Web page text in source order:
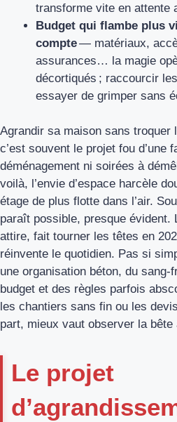
transforme vite en attente
Budget qui flambe plus
compte— matériaux,
assurances… la magie
décortiqués ; raccourcir
essayer de grimper sans
Agrandir sa maison sans troquer
c’est souvent le projet fou d’une
déménagement ni soirées à
voilà, l’envie d’espace harcèle
étage de plus flotte dans l’air.
paraît possible, presque évident.
attire, fait tourner les têtes en
réinvente le quotidien. Pas si
une organisation béton, du
budget et des règles parfois
les chantiers sans fin ou les
part, mieux vaut observer la
Le projet